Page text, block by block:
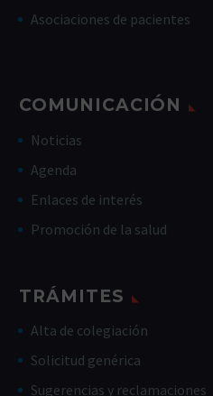
Asociaciones de pacientes
COMUNICACIÓN
Noticias
Agenda
Enlaces de interés
Promoción de la salud
TRÁMITES
Alta de colegiación
Solicitud genérica
Sugerencias y reclamaciones